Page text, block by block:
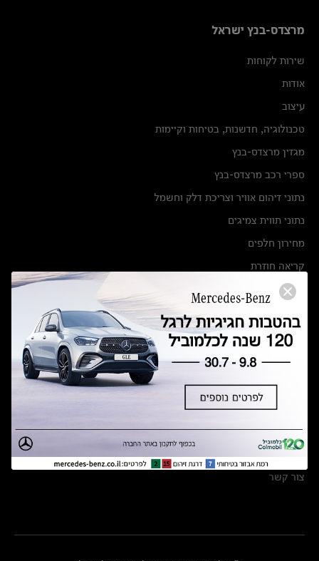
מרצדס-בנץ ישראל
שירות לקוחות
אודות
עיצוב
טכנולוגיה, חדשנות, בטיחות וקיימות
מגזין מרצדס-בנץ
ספרי רכב מרצדס-בנץ
נתוני זיהום אוויר וצריכת דלק וחשמל
נתוני תווית צמיגים
מחירון חלפים
קריאה חוזרת
הודעה על הטבות לרכבי מרצדס בהסדר פשרה בתצ 56447-02-19
תקנון ימי מכירות 120 לכלמוביל
מצאו אותנו
אולמות תצוגה
מרכזי שירות
צור קשר